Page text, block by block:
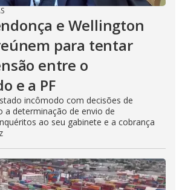
e Wellington
para tentar
entre o
e a PF
incômodo com decisões de
a determinação de envio de
ao seu gabinete e a cobrança